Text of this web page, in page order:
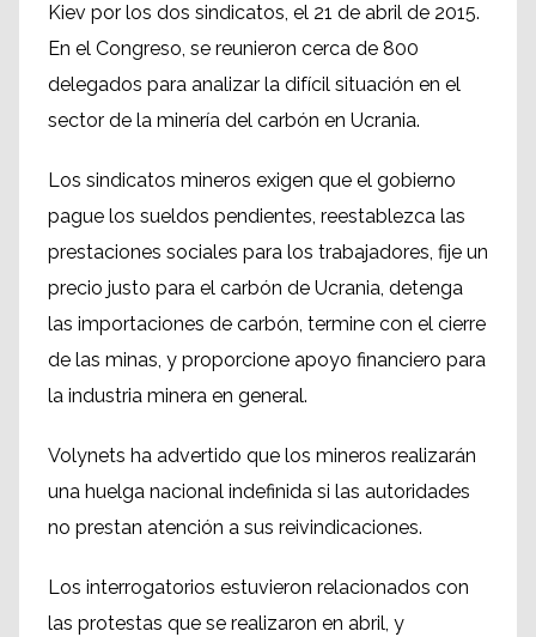
Kiev por los dos sindicatos, el 21 de abril de 2015.
En el Congreso, se reunieron cerca de 800
delegados para analizar la difícil situación en el
sector de la minería del carbón en Ucrania.
Los sindicatos mineros exigen que el gobierno
pague los sueldos pendientes, reestablezca las
prestaciones sociales para los trabajadores, fije un
precio justo para el carbón de Ucrania, detenga
las importaciones de carbón, termine con el cierre
de las minas, y proporcione apoyo financiero para
la industria minera en general.
Volynets ha advertido que los mineros realizarán
una huelga nacional indefinida si las autoridades
no prestan atención a sus reivindicaciones.
Los interrogatorios estuvieron relacionados con
las protestas que se realizaron en abril, y